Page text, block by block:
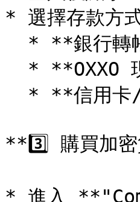
* 選擇存款方式
**3️⃣ 購買加密
* 進入